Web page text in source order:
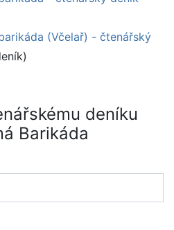
(Včelař) - čtenářský
deníku
Barikáda